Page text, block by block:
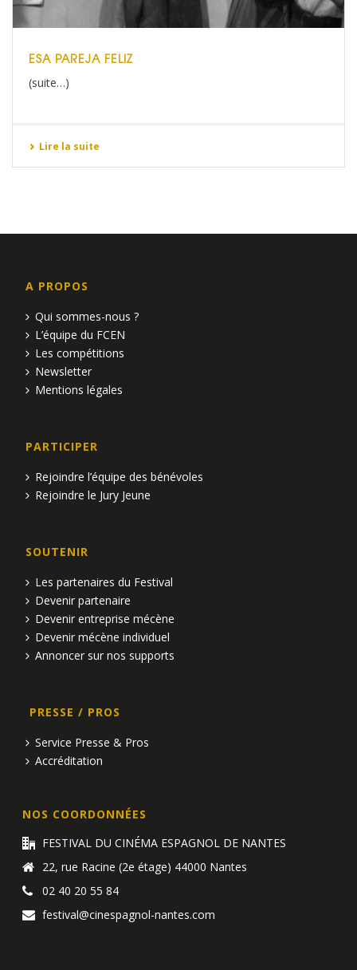
ESA PAREJA FELIZ
(suite…)
Lire la suite
A PROPOS
Qui sommes-nous ?
L’équipe du FCEN
Les compétitions
Newsletter
Mentions légales
PARTICIPER
Rejoindre l’équipe des bénévoles
Rejoindre le Jury Jeune
SOUTENIR
Les partenaires du Festival
Devenir partenaire
Devenir entreprise mécène
Devenir mécène individuel
Annoncer sur nos supports
PRESSE / PROS
Service Presse & Pros
Accréditation
NOS COORDONNÉES
FESTIVAL DU CINÉMA ESPAGNOL DE NANTES
22, rue Racine (2e étage) 44000 Nantes
02 40 20 55 84
festival@cinespagnol-nantes.com